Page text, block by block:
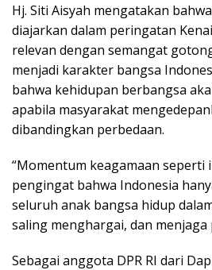
Hj. Siti Aisyah mengatakan
diajarkan dalam peringatan
relevan dengan semangat
menjadi karakter bangsa
bahwa kehidupan berbangsa
apabila masyarakat
dibandingkan perbedaan.
“Momentum keagamaan seperti
pengingat bahwa Indonesia
seluruh anak bangsa hidup
saling menghargai, dan menjaga
Sebagai anggota DPR RI dari